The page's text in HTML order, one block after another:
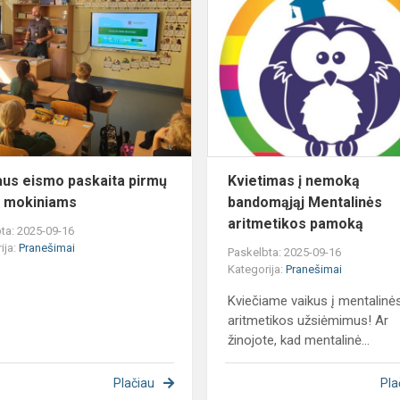
eismo
paskaita
pirmų
klasių
mokiniams
eismo paskaita pirmų
mokiniams
2025-09-16
Pranešimai
Plačiau
Kvietimas į nemoką
bandomąjąj Mentalinės
aritmetikos pamoką
Paskelbta: 2025-09-16
Kategorija:Pranešimai
Kviečiame vaikus į
aritmetikos užsiėmimus! Ar
žinojote, kad mentalinė...